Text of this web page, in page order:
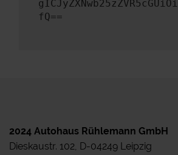
fQ==
2024 Autohaus Rühlemann GmbH
Dieskaustr. 102, D-04249 Leipzig